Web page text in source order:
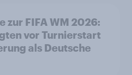
zur FIFA WM 2026:
vor Turnierstart
als Deutsche